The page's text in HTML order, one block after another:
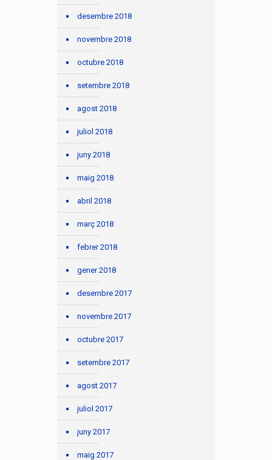
desembre 2018
novembre 2018
octubre 2018
setembre 2018
agost 2018
juliol 2018
juny 2018
maig 2018
abril 2018
març 2018
febrer 2018
gener 2018
desembre 2017
novembre 2017
octubre 2017
setembre 2017
agost 2017
juliol 2017
juny 2017
maig 2017